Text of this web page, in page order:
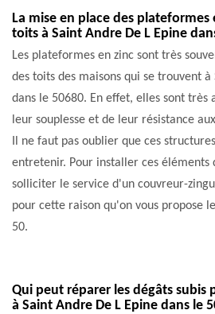
La mise en place des plateformes
toits à Saint Andre De L Epine
Les plateformes en zinc sont très
des toits des maisons qui se trouvent à
dans le 50680. En effet, elles sont très
leur souplesse et de leur résistance
Il ne faut pas oublier que ces
entretenir. Pour installer ces
solliciter le service d'un couvreur-
pour cette raison qu'on vous propose
50.
Qui peut réparer les dégâts subis
à Saint Andre De L Epine dans le